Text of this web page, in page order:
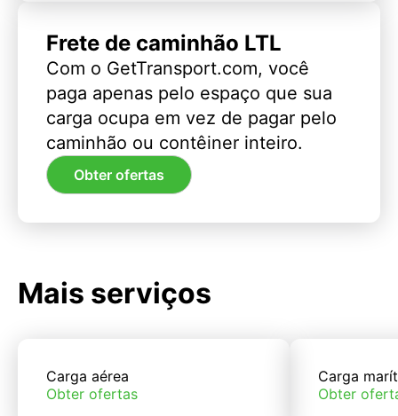
Frete de caminhão LTL
Com o GetTransport.com, você
paga apenas pelo espaço que sua
carga ocupa em vez de pagar pelo
caminhão ou contêiner inteiro.
Obter ofertas
Mais serviços
Carga aérea
Obter ofertas
Carga
Obter